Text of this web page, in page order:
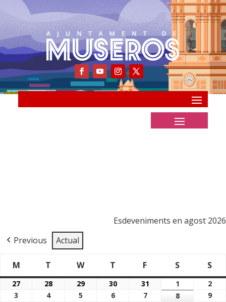
Esdeveniments en agost 2026
Previous
Actual
M
Dilluns
T Dimarts
WDimecres
T F Divendres
S Dissabte
S
27 27/07/2026
28 28/07/2026
2929/07/2026
30 30/07/2026
31 31/07/2026
1 01/08/2026
2
3
03/08/2026
404/08/2026
5 05/08/2026
6 06/08/2026
7 07/08/2026
808/08/2026
9